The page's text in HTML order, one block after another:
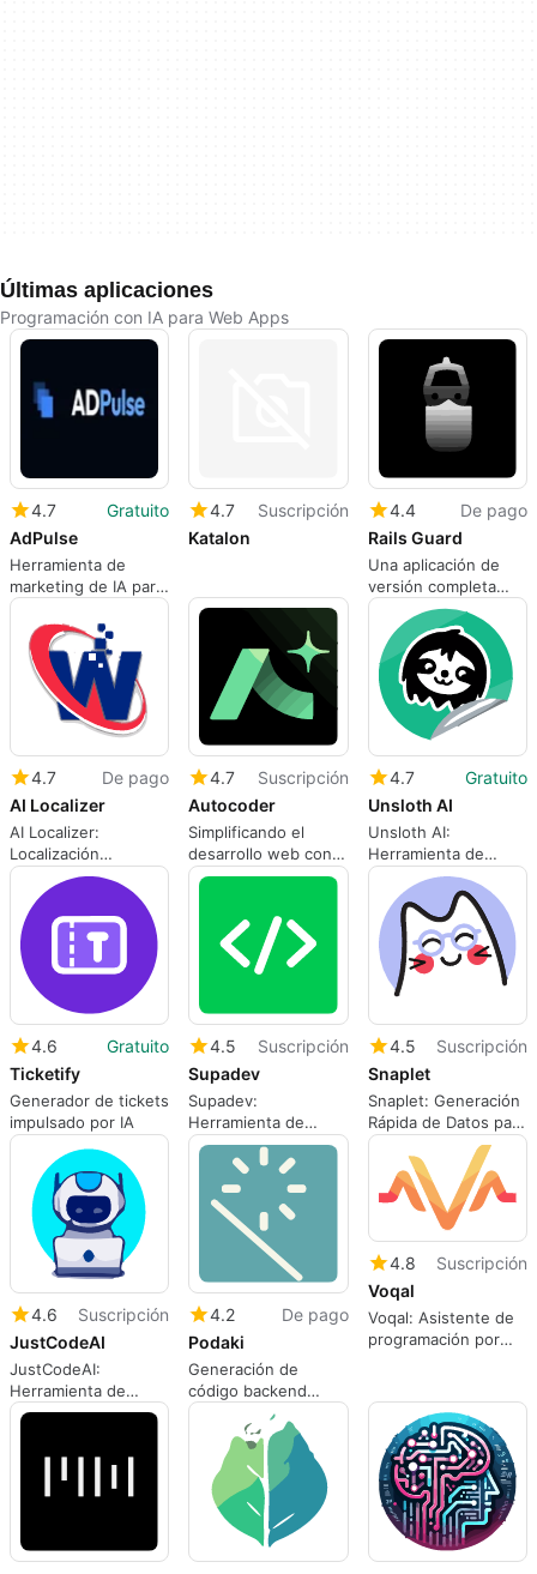
Últimas aplicaciones
Programación con IA para Web Apps
4.7
Gratuito
AdPulse
Herramienta de
marketing de IA para
agilizar la creación
de publicaciones en
carrusel y diseños
de anuncios
4.7
Suscripción
Katalon
4.4
De pago
Rails Guard
Una aplicación de
versión completa
para aplicaciones
web.
4.7
De pago
AI Localizer
AI Localizer:
Localización
Eficiente para Apps
4.7
Suscripción
Autocoder
Simplificando el
desarrollo web con
Autocoder
4.7
Gratuito
Unsloth AI
Unsloth AI:
Herramienta de
Aprendizaje
Automático
4.6
Gratuito
Ticketify
Generador de tickets
impulsado por IA
4.5
Suscripción
Supadev
Supadev:
Herramienta de
codificación AI
eficiente
4.5
Suscripción
Snaplet
Snaplet: Generación
Rápida de Datos para
Bases Relacionales
4.6
Suscripción
JustCodeAI
JustCodeAI:
Herramienta de
Comentarios
4.2
De pago
Podaki
Generación de
código backend
simplificada con
Podaki
4.8
Suscripción
Voqal
Voqal: Asistente de
programación por